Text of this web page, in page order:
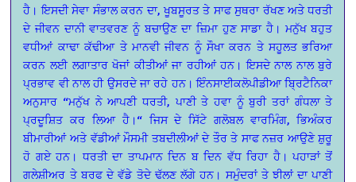
ਹੈ। ਇਸਦੀ ਸੇਵਾ ਸੰਭਾਲ ਕਰਨ ਦਾ, ਖੂਬਸੂਰਤ ਤੇ ਸਾਫ ਸੁਥਰਾ ਰੱਖਣ ਅਤੇ ਧਰਤੀ
ਦੇ ਜੀਵਨ ਦਾਨੀ ਵਾਤਵਰਣ ਨੂੰ ਬਚਾਉਣ ਦਾ ਜ਼ਿਮਾ ਹੁਣ ਸਾਡਾ ਹੈ। ਮਨੁੱਖ ਬਹੁਤ
ਵਧੀਆਂ ਕਾਢਾ ਕੱਢੀਆ ਤੇ ਮਾਨਵੀ ਜੀਵਨ ਨੂੰ ਸੌਖਾ ਕਰਨ ਤੇ ਸਹੂਲਤ ਭਰਿਆ
ਕਰਨ ਲਈ ਲਗਾਤਾਰ ਖੋਜਾਂ ਕੀਤੀਆਂ ਜਾ ਰਹੀਆਂ ਹਨ। ਇਸਦੇ ਨਾਲ ਨਾਲ ਬੁਰੇ
ਪ੍ਰਭਾਵ ਵੀ ਨਾਲ ਹੀ ਉਸਰਦੇ ਜਾ ਰਹੇ ਹਨ। ਇੰਨਸਾਈਕਲੋਪੀਡੀਆ ਬ੍ਰਿਟੈਨਿਕਾ
ਅਨੁਸਾਰ “ਮਨੁੱਖ ਨੇ ਆਪਣੀ ਧਰਤੀ, ਪਾਣੀ ਤੇ ਹਵਾ ਨੂੰ ਬੁਰੀ ਤਰਾਂ ਗੰਧਲਾ ਤੇ
ਪ੍ਰਦੂਸ਼ਿਤ ਕਰ ਲਿਆ ਹੈ।“ ਜਿਸ ਦੇ ਸਿੱਟੇ ਗਲੋਬਲ ਵਾਰਮਿੰਗ, ਭਿਅੰਕਰ
ਬੀਮਾਰੀਆਂ ਅਤੇ ਵੱਡੀਆਂ ਮੌਸਮੀ ਤਬਦੀਲੀਆਂ ਦੇ ਤੌਰ ਤੇ ਸਾਫ ਨਜ਼ਰ ਆਉਣੇ ਸ਼ੁਰੂ
ਹੋ ਗਏ ਹਨ। ਧਰਤੀ ਦਾ ਤਾਪਮਾਨ ਦਿਨ ਬ ਦਿਨ ਵੱਧ ਰਿਹਾ ਹੈ। ਪਹਾੜਾਂ ਤੋਂ
ਗਲੇਸ਼ੀਅਰ ਤੇ ਬਰਫ ਦੇ ਵੱਡੇ ਤੋਦੇ ਢੱਲਣ ਲੱਗੇ ਹਨ। ਸਮੁੰਦਰਾਂ ਤੇ ਝੀਲਾਂ ਦਾ ਪਾਣੀ